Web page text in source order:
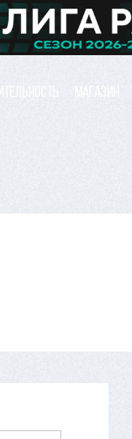
МАГАЗИН